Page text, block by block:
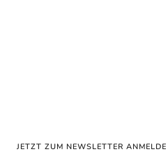
JETZT ZUM NEWSLETTER